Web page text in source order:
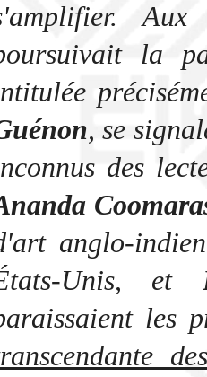
la
, se
des
anglo-
Unis, et
les